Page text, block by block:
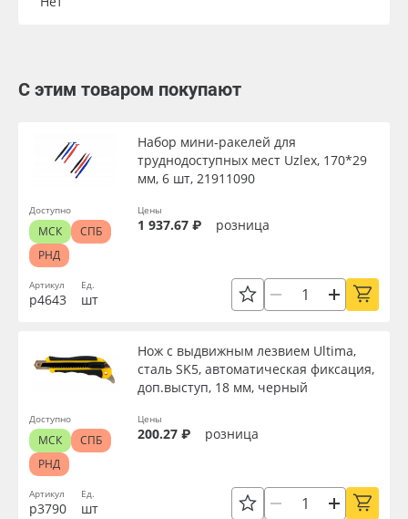
С этим товаром покупают
Артикул
р4643
Набор мини-ракелей для
труднодоступных мест Uzlex, 170*29
мм, 6 шт, 21911090
Ед.
шт
Цены
1 937.67 ₽ розница
Доступно
МСК
СПБ
РНД
Артикул
р3790
Нож с выдвижным лезвием Ultima,
сталь SK5, автоматическая фиксация,
доп.выступ, 18 мм, черный
Ед.
шт
Цены
200.27 ₽ розница
Доступно
МСК
СПБ
РНД